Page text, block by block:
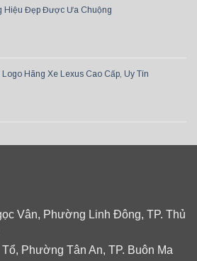
Hiệu Đẹp Được Ưa Chuộng
Hãng Xe Lexus Cao Cấp, Uy Tín
Vân, Phường Linh Đông, TP. Thủ
Phường Tân An, TP. Buôn Ma